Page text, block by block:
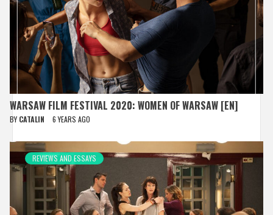
WARSAW FILM FESTIVAL 2020: WOMEN OF WARSAW [EN]
BY CATALIN 6 YEARS AGO
REVIEWS AND ESSAYS